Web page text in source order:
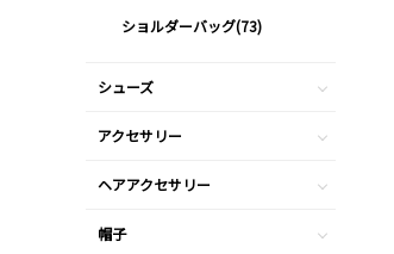
ショルダーバッグ(73)
シューズ
アクセサリー
ヘアアクセサリー
帽子